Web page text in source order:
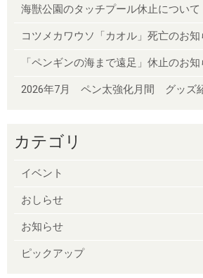
海獣公園のタッチプール休止について
コツメカワウソ「カオル」死亡のお知
「ペンギンの海まで遠足」休止のお
2026年7月 ペン太強化月間 グッズ
カテゴリ
イベント
おしらせ
お知らせ
ピックアップ